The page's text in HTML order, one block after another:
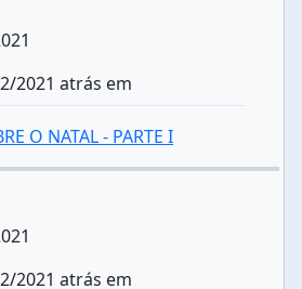
2021 atrás em
O NATAL - PARTE I
2021 atrás em